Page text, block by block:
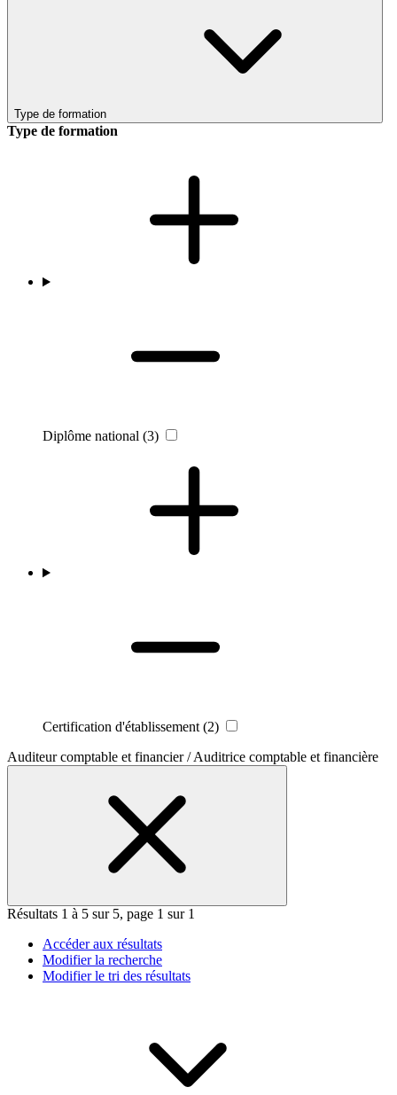
Type de formation
Type de formation
Diplôme national (3)
Certification d'établissement (2)
Auditeur comptable et financier / Auditrice comptable et financière
Résultats 1 à 5 sur 5, page 1 sur 1
Accéder aux résultats
Modifier la recherche
Modifier le tri des résultats